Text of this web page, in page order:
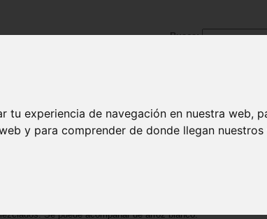
tu experiencia de navegación en nuestra web,
y para comprender de donde llegan nuestros
Busca:
mariscos| Carnes y aves|Postres|Bebida
Se puede acompañar de arroz blanco.